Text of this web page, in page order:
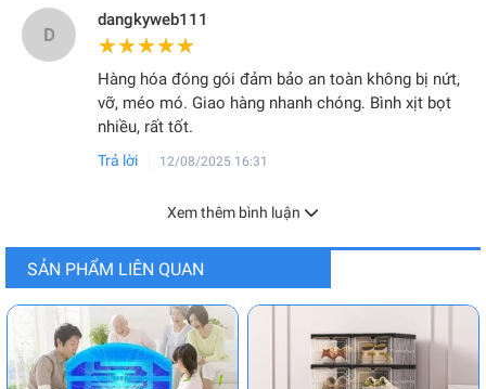
D
dangkyweb111
★★★★★
★★★★★
Hàng hóa đóng gói đảm bảo an toàn không bị nứt,
vỡ, méo mó. Giao hàng nhanh chóng. Bình xịt bọt
nhiều, rất tốt.
Trả lời 12/08/2025 16:31
Xem thêm bình luận
SẢN PHẨM LIÊN QUAN